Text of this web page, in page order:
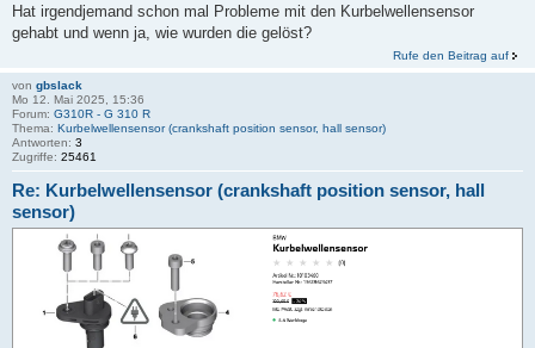
Hat irgendjemand schon mal Probleme mit den Kurbelwellensensor
gehabt und wenn ja, wie wurden die gelöst?
Rufe den Beitrag auf
von gbslack
Mo 12. Mai 2025, 15:36
Forum: G310R - G 310 R
Thema: Kurbelwellensensor (crankshaft position sensor, hall sensor)
Antworten: 3
Zugriffe: 25461
Re: Kurbelwellensensor (crankshaft position sensor, hall
sensor)